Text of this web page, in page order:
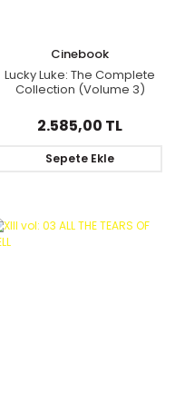
Cinebook
Lucky Luke: The Complete
Collection (Volume 3)
2.585,00 TL
Sepete Ekle